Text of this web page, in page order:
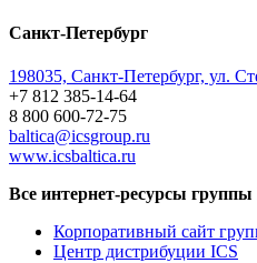
Санкт-Петербург
198035, Санкт-Петербург, ул.
+7 812 385-14-64
8 800 600-72-75
baltica@icsgroup.ru
www.icsbaltica.ru
Все интернет-ресурсы
Корпоративный сайт
Центр дистрибуции ICS